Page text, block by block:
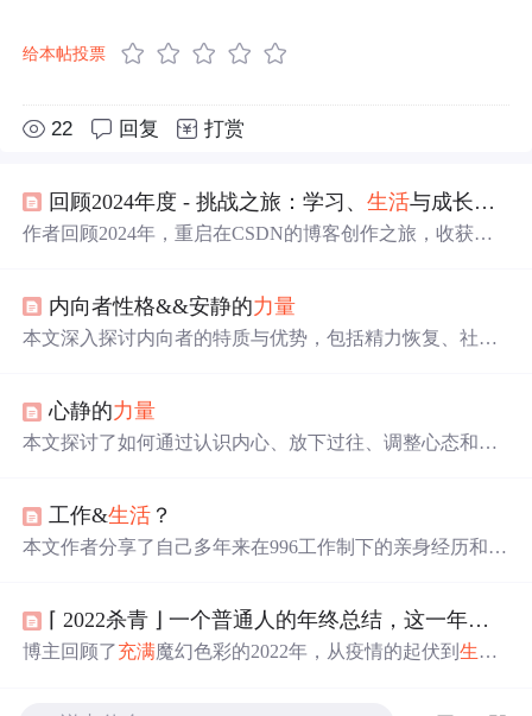
给本帖投票
22 回复 打赏
回顾2024年度 - 挑战之旅：学习、生活与成长的华丽蜕变
作者回顾2024年，重启在CSDN的博客创作之旅，收获动
获证书与奖品。秉持乐观生活态度，对未来
内向者性格&&安静的力量
本文深入探讨内向者的特质与优势，包括精力恢复、社交
循自身节奏，设定合理边界，并珍视自己的好奇心与内在
力量。通过理解内向性，内向者可以更好地认识自己，接
心静的力量
本文探讨了如何通过认识内心、放下过往、调整心态和避
极心态的重要性。
工作&生活 ？
本文作者分享了自己多年来在996工作制下的亲身经历和感
并呼吁关注工作与生活的平衡。 ⌈ 2022杀青 ⌋ 一个普通人的年终总结，这一年我获得了更多的新鲜体验 | 普通而平凡的一年 | 向前走，走到光里 | 2023你好
博主回顾了充满魔幻色彩的2022年，从疫情的起伏到生活